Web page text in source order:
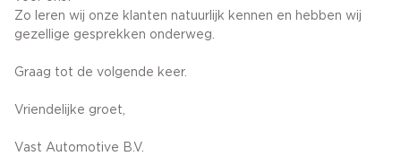
Zo leren wij onze klanten natuurlijk kennen en hebben wij
gezellige gesprekken onderweg.
Graag tot de volgende keer.
Vriendelijke groet,
Vast Automotive B.V.